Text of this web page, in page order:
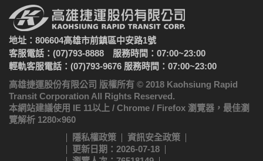
地址：806604高雄市前鎮區中安路1號
客服電話：(07)793-8888 服務時間：07:00~23:00
輕軌客服電話：(07)793-9676 服務時間：07:00~23:00
高雄捷運股份有限公司 版權所有 © 2018 Kaohsiung Rapid
Transit Corporation All Rights Reserved.
本網站建議使用 IE 11以上 / Chrome / Firefox 瀏覽器，最佳瀏
覽解析 1280×960
隱私權政策
資訊安全政策
更新日期：2026-07-18